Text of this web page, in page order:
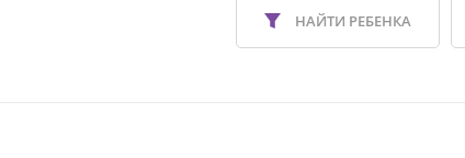
НАЙТИ РЕБЕНКА